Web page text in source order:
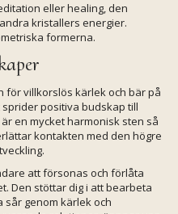
eller healing, den
kristallers energier.
formerna.
för villkorslös kärlek och bär på
positiva budskap till
en mycket harmonisk sten så
kontakten med den högre
att försonas och förlåta
Den stöttar dig i att bearbeta
sår genom kärlek och